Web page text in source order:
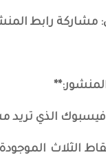
مشاركة رابط
الذي تريد
الثلاث الموجودة